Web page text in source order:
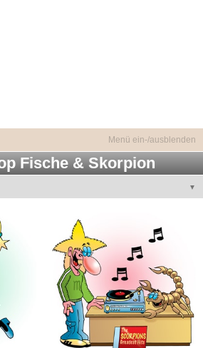
Fische & Skorpion